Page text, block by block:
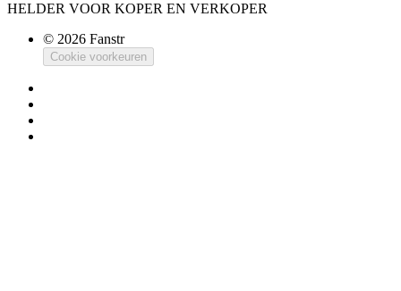
HELDER VOOR KOPER EN VERKOPER
© 2026 Fanstr
Cookie voorkeuren